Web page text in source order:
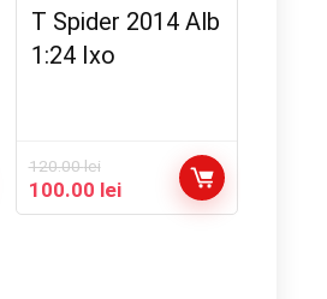
T Spider 2014 Alb
1:24 Ixo
120.00lei
Prețul
inițial
100.00 leiPrețul
curent